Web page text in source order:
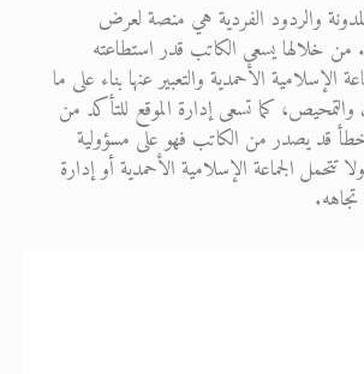
هذا الكتاب وتعرّف على حقيقة
دلالات، حِكم، وأهداف >> المزيد
والردود الفردية هي منصة لعرض
من خلالها يسعى الكاتب قدر استطاعته
الإسلامية الأحمدية والتعبير عنها بناء على ما
كما تسعى إدارة الموقع للتأكد من
قد يصدر من الكاتب فهو على مسؤولية
تتحمل الجماعة الإسلامية الأحمدية أو إدارة